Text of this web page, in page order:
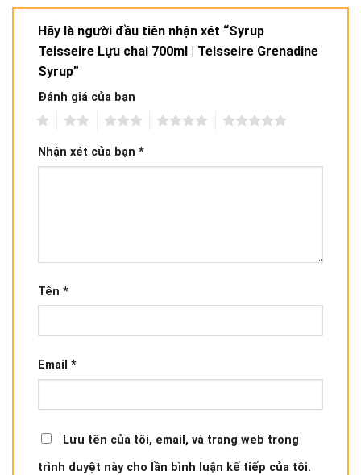
Hãy là người đầu tiên nhận xét “Syrup
Teisseire Lựu chai 700ml | Teisseire Grenadine
Syrup”
Đánh giá của bạn
Nhận xét của bạn *
Tên *
Email *
Lưu tên của tôi, email, và trang web trong
trình duyệt này cho lần bình luận kế tiếp của tôi.